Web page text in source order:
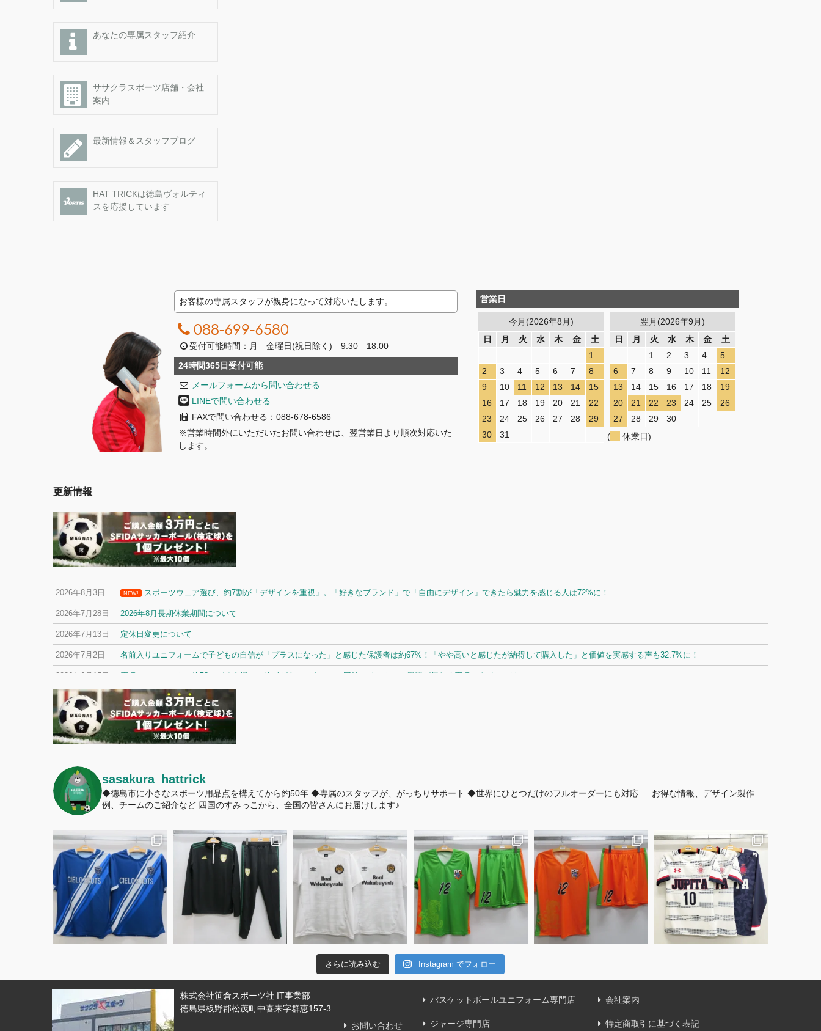
あなたの専属スタッフ紹介
ササクラスポーツ店舗・会社
案内
最新情報＆スタッフブログ
HAT TRICKは徳島ヴォルティ
スを応援しています
お客様の専属スタッフが親身になって対応いたします。
088-699-6580
受付可能時間：月―金曜日(祝日除く) 9:30―18:00
24時間365日受付可能
メールフォームから問い合わせる
LINEで問い合わせる
FAXで問い合わせる：088-678-6586
※営業時間外にいただいたお問い合わせは、翌営業日より順次対応いた
します。
営業日
今月(2026年8月)
日
月 火 水 木 金
土
1
2
3 4 5 6 7
8
9
10 11 12 13 14
15
16
17 18 19 20 21
22
23
24 25 26 27 28
29
30
31
翌月(2026年9月)
日
月 火 水 木 金
土
1
2 3 4
5
6
7 8 9 10 11
12
13
14 15 16 17 18
19
20
21 22 23 24 25
26
27
28 29
30
(
休業日)
更新情報
2026年8月3日 NEW! スポーツウェア選び、約7割が「デザインを重視」。「好きなブランド」で「自由にデザイン」できたら魅力を感じる人は72%に！
2026年7月28日 2026年8月長期休業期間について
2026年7月13日 定休日変更について
2026年7月2日 名前入りユニフォームで子どもの自信が「プラスになった」と感じた保護者は約67%！「やや高いと感じたが納得して購入した」と価値を実感する声も32.7%に！
2026年6月15日 応援ユニフォーム、約53％が「会場に一体感があってよい」と回答。チームへの愛情が伝わる応援スタイルとは？
sasakura_hattrick
◆徳島市に小さなスポーツ用品点を構えてから約50年 ◆専属のスタッフが、がっちりサポート ◆世界にひとつだけのフルオーダーにも対応
お得な情報、デザイン製作
例、チームのご紹介など 四国のすみっこから、全国の皆さんにお届けします♪
さらに読み込む Instagram でフォロー
株式会社笹倉スポーツ社 IT事業部
徳島県板野郡松茂町中喜来字群恵157-3
お問い合わせ
バスケットボールユニフォーム専門店
ジャージ専門店
会社案内
特定商取引に基づく表記